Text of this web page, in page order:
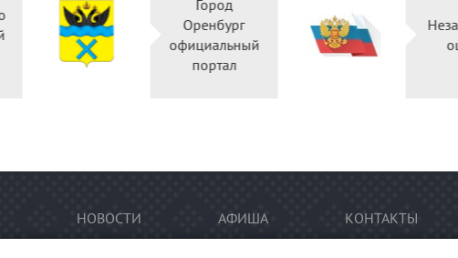
Правительство
Оренбургской
области
Оренбург
официальный
НОВОСТИ АФИША КОНТАКТЫ